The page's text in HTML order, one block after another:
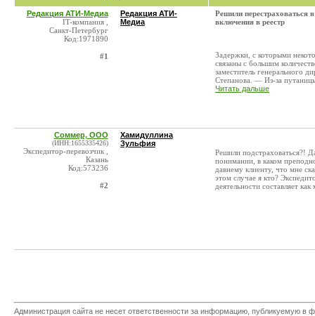
Редакция АТИ-Медиа
IT-компания ,
Санкт-Петербург
Код:1971890
#1
Редакция АТИ-
Медиа
Решили перестраховаться
включения в реестр
Задержки, с которыми
связаны с большим
заместитель генерального
Степанова. — Из-за
Читать дальше
Соммер, ООО
(ИНН:1655335426)
Экспедитор-перевозчик ,
Казань
Код:573236
#2
Хамидуллина
Зульфия
Решили подстраховаться?!
понимании, в каком
давнему клиенту, что мне
этом случае я кто?
деятельности составляет
Администрация сайта не несет ответственности за информацию, публикуемую